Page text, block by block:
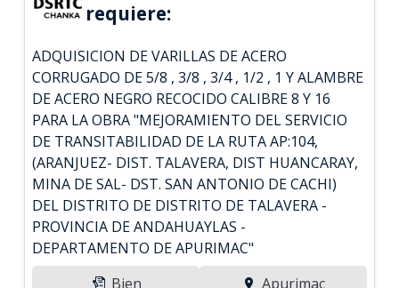
requiere:
ADQUISICION DE VARILLAS DE ACERO
CORRUGADO DE 5/8 , 3/8 , 3/4 , 1/2 , 1 Y ALAMBRE
DE ACERO NEGRO RECOCIDO CALIBRE 8 Y 16
PARA LA OBRA "MEJORAMIENTO DEL SERVICIO
DE TRANSITABILIDAD DE LA RUTA AP:104,
(ARANJUEZ- DIST. TALAVERA, DIST HUANCARAY,
MINA DE SAL- DST. SAN ANTONIO DE CACHI)
DEL DISTRITO DE DISTRITO DE TALAVERA -
PROVINCIA DE ANDAHUAYLAS -
DEPARTAMENTO DE APURIMAC"
Bien
Apurimac